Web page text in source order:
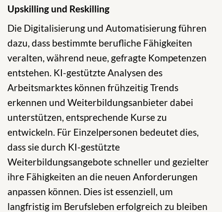
Upskilling und Reskilling
Die Digitalisierung und Automatisierung führen
dazu, dass bestimmte berufliche Fähigkeiten
veralten, während neue, gefragte Kompetenzen
entstehen. KI-gestützte Analysen des
Arbeitsmarktes können frühzeitig Trends
erkennen und Weiterbildungsanbieter dabei
unterstützen, entsprechende Kurse zu
entwickeln. Für Einzelpersonen bedeutet dies,
dass sie durch KI-gestützte
Weiterbildungsangebote schneller und gezielter
ihre Fähigkeiten an die neuen Anforderungen
anpassen können. Dies ist essenziell, um
langfristig im Berufsleben erfolgreich zu bleiben